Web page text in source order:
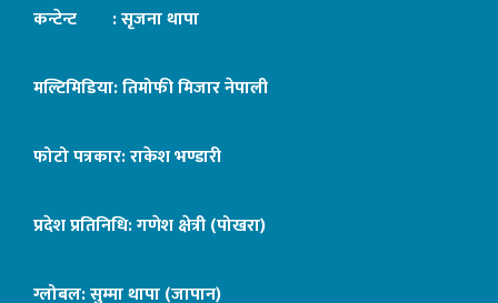
कन्टेन्ट : सृजना थापा
मल्टिमिडिया: तिमोफी मिजार नेपाली
फोटो पत्रकार: राकेश भण्डारी
प्रदेश प्रतिनिधि: गणेश क्षेत्री (पोखरा)
ग्लोबल: सुम्मा थापा (जापान)